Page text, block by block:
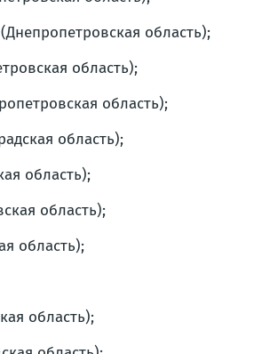
область);
область);
область);
область);
область);
область);
область);
область);